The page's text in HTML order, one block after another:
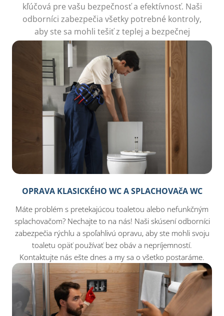
kľúčová pre vašu bezpečnosť a efektívnosť. Naši
odborníci zabezpečia všetky potrebné kontroly,
aby ste sa mohli tešiť z teplej a bezpečnej
domácnosti.
OPRAVA KLASICKÉHO WC A SPLACHOVAčA WC
Máte problém s pretekajúcou toaletou alebo nefunkčným
splachovačom? Nechajte to na nás! Naši skúsení odborníci
zabezpečia rýchlu a spoľahlivú opravu, aby ste mohli svoju
toaletu opäť používať bez obáv a nepríjemností.
Kontaktujte nás ešte dnes a my sa o všetko postaráme.